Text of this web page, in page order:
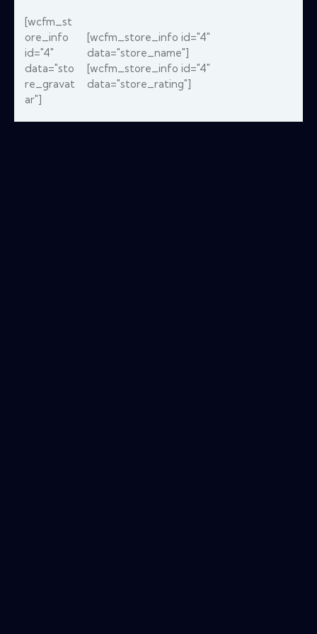
[wcfm_st
ore_info
id="4"
data="sto
re_gravat
ar"]
[wcfm_store_info id="4"
data="store_name"]
[wcfm_store_info id="4"
data="store_rating"]